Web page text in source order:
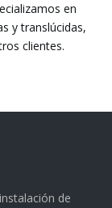
en
y translúcidas,
clientes.
de